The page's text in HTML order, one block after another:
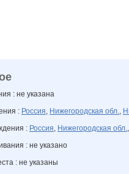
: не указана
: Россия, Нижегородская обл.,
: Россия, Нижегородская обл.,
: не указано
: не указаны